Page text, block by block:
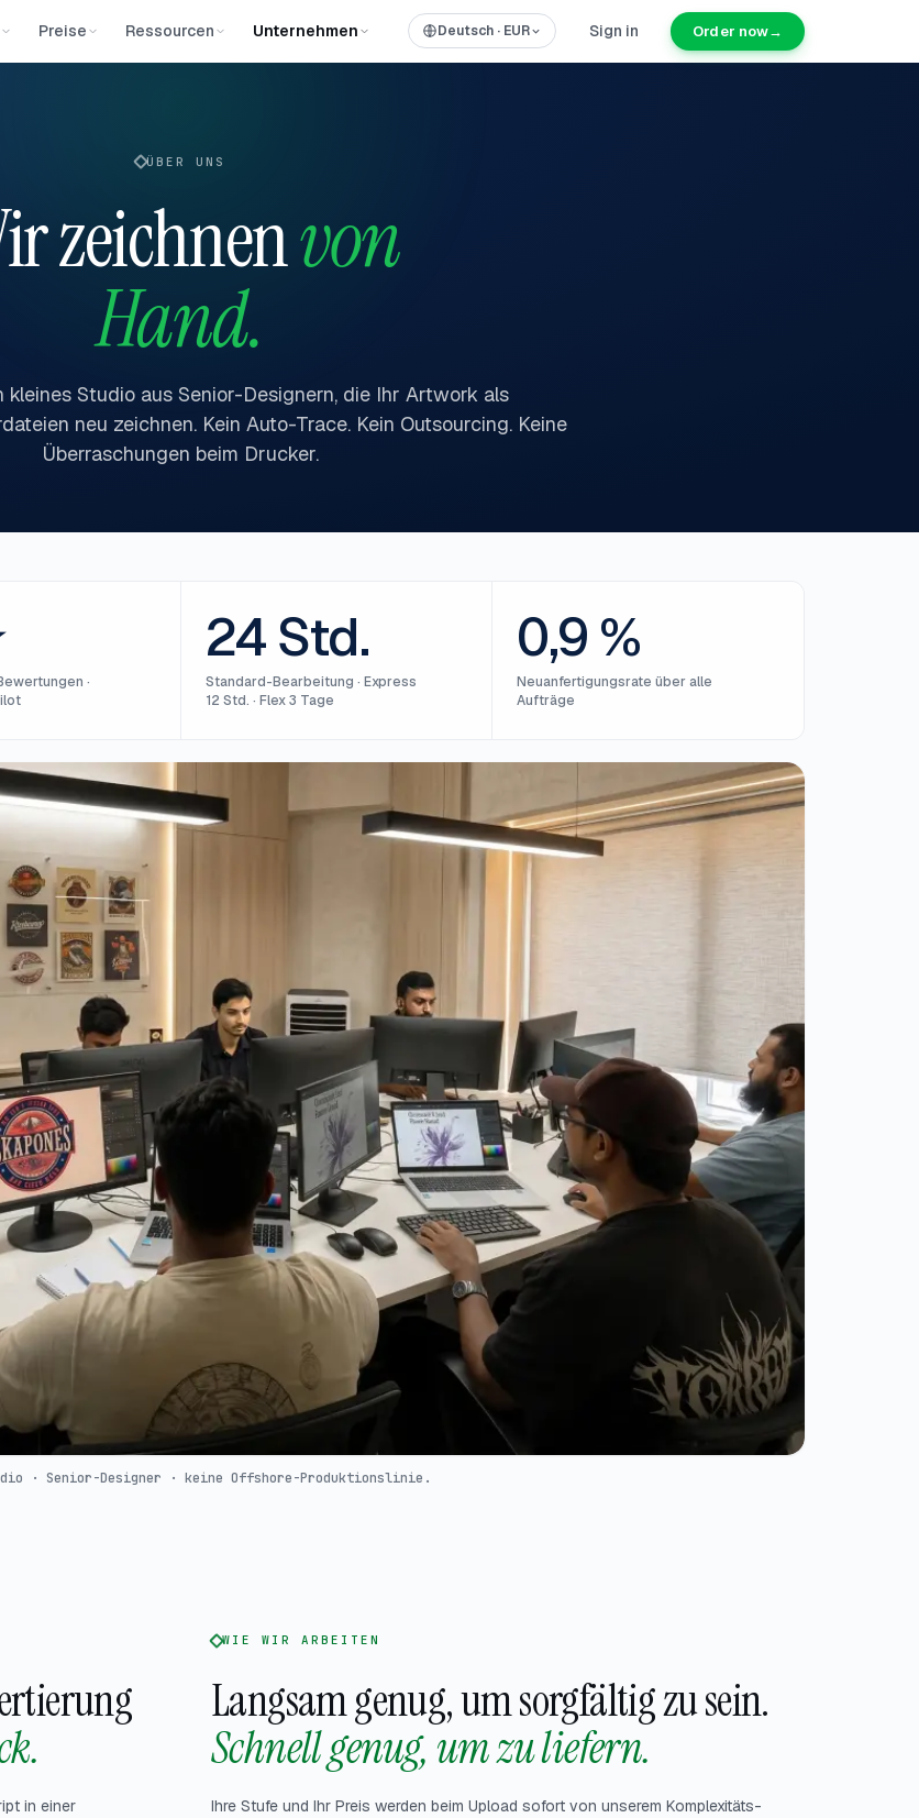
Preise Ressourcen Unternehmen Deutsch · EUR Sign in Order now→
ÜBER UNS
zeichnenvon
Hand.
kleines Studio aus Senior-Designern, die Ihr Artwork als
neu zeichnen. Kein Auto-Trace. Kein Outsourcing. Keine
Überraschungen beim Drucker.
·
24 Std.
Standard-Bearbeitung · Express
12 Std. · Flex 3 Tage
0,9 %
Neuanfertigungsrate über alle
Aufträge
· Senior-Designer · keine Offshore-Produktionslinie.
in einer
WIE WIR ARBEITEN
Langsam genug, um sorgfältig zu sein.
Schnell genug, um zu liefern.
Ihre Stufe und Ihr Preis werden beim Upload sofort von unserem Komplexitäts-